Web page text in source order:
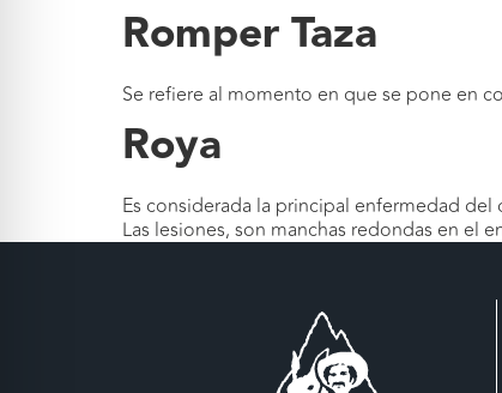
Romper Taza
Se refiere al momento en que se pone en
Roya
Es considerada la principal enfermedad
Las lesiones, son manchas redondas en el